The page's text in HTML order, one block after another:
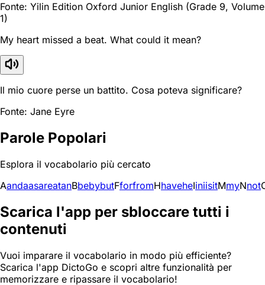
Fonte: Yilin Edition Oxford Junior English (Grade 9, Volume
1)
My heart missed a beat. What could it mean?
Il mio cuore perse un battito. Cosa poteva significare?
Fonte: Jane Eyre
Parole Popolari
Esplora il vocabolario più cercato
AandaasareatanBbebybutFforfromHhaveheIiniisitMmyNnot
Scarica l'app per sbloccare tutti i
contenuti
Vuoi imparare il vocabolario in modo più efficiente?
Scarica l'app DictoGo e scopri altre funzionalità per
memorizzare e ripassare il vocabolario!